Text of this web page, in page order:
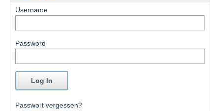
Username
Password
Passwort vergessen?